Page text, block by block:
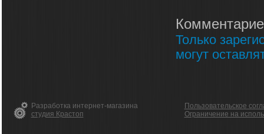
Только
могут
Разработка интернет-магазина
студия Крастоп
Пользовательское
Ограничение на